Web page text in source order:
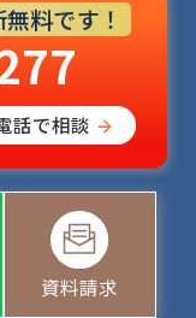
料です！
話で相談
資料請求